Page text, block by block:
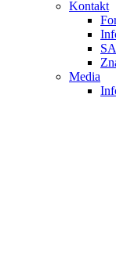
Kontakt
Media